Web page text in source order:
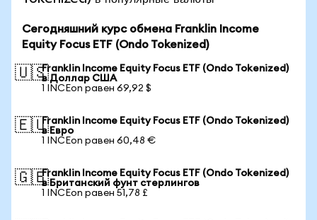
Сегодняшний курс обмена Franklin Income
Equity Focus ETF (Ondo Tokenized)
🇺🇸Franklin Income Equity Focus ETF (Ondo Tokenized)
в Доллар США
1 INCEon равен 69,92 $
🇪🇺Franklin Income Equity Focus ETF (Ondo Tokenized)
в Евро
1 INCEon равен 60,48 €
🇬🇧Franklin Income Equity Focus ETF (Ondo Tokenized)
в Британский фунт стерлингов
1 INCEon равен 51,78 £